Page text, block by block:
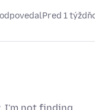
odpovedalPred 1